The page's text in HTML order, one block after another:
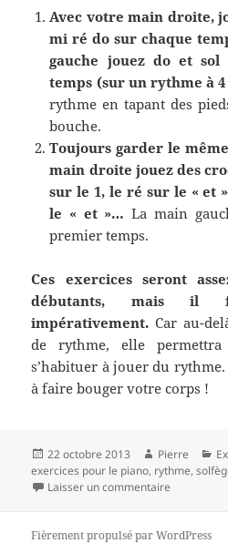
Avec votre main droite,
mi ré do sur chaque
gauche jouez do et
temps (sur un rythme à
rythme en tapant des
bouche.
Toujours garder le
main droite jouez des
sur le 1, le ré sur le « et
le « et »… La main
premier temps.
Ces exercices seront
débutants, mais il
impérativement. Car au-
de rythme, elle
s’habituer à jouer du rythme.
à faire bouger votre corps !
Publié
le
22 octobre 2013 Auteur
Pierre
exercices pour le piano, rythme,
Laisser un commentaire
Fièrement propulsé par WordPress